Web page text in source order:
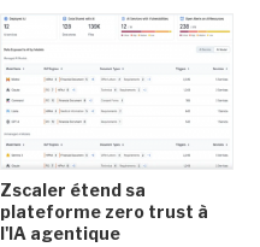
Zscaler étend sa
plateforme zero trust à
l'IA agentique